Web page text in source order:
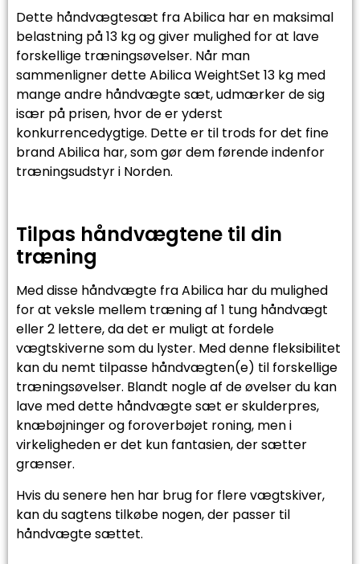
Dette håndvægtesæt fra Abilica har en maksimal
belastning på 13 kg og giver mulighed for at lave
forskellige træningsøvelser. Når man
sammenligner dette Abilica WeightSet 13 kg med
mange andre håndvægte sæt, udmærker de sig
især på prisen, hvor de er yderst
konkurrencedygtige. Dette er til trods for det fine
brand Abilica har, som gør dem førende indenfor
træningsudstyr i Norden.
Tilpas håndvægtene til din
træning
Med disse håndvægte fra Abilica har du mulighed
for at veksle mellem træning af 1 tung håndvægt
eller 2 lettere, da det er muligt at fordele
vægtskiverne som du lyster. Med denne fleksibilitet
kan du nemt tilpasse håndvægten(e) til forskellige
træningsøvelser. Blandt nogle af de øvelser du kan
lave med dette håndvægte sæt er skulderpres,
knæbøjninger og foroverbøjet roning, men i
virkeligheden er det kun fantasien, der sætter
grænser.
Hvis du senere hen har brug for flere vægtskiver,
kan du sagtens tilkøbe nogen, der passer til
håndvægte sættet.